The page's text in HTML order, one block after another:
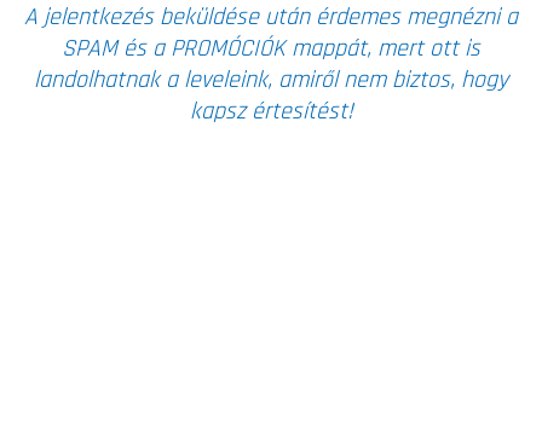
A jelentkezés beküldése után érdemes megnézni a
SPAM és a PROMÓCIÓK mappát, mert ott is
landolhatnak a leveleink, amiről nem biztos, hogy
kapsz értesítést!